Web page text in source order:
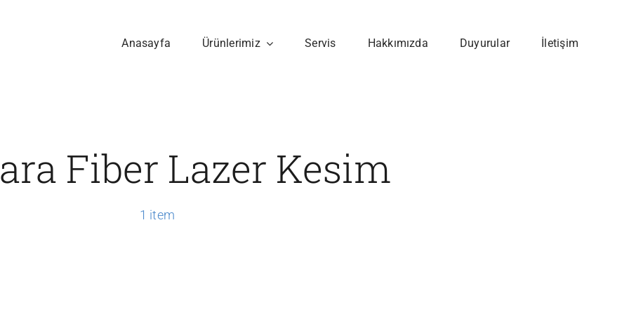
Anasayfa Ürünlerimiz Servis Hakkımızda Duyurular İletişim
Fiber Lazer Kesim
1 item